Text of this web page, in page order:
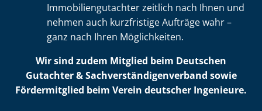
Im­mo­bi­li­en­gut­ach­ter zeitlich nach Ihnen und
nehmen auch kurzfristige Aufträge wahr –
ganz nach Ihren Möglichkeiten.
Wir sind zudem Mitglied beim Deutschen
Gutachter & Sach­ver­stän­di­gen­ver­band sowie
Fördermitglied beim Verein deutscher Ingenieure.